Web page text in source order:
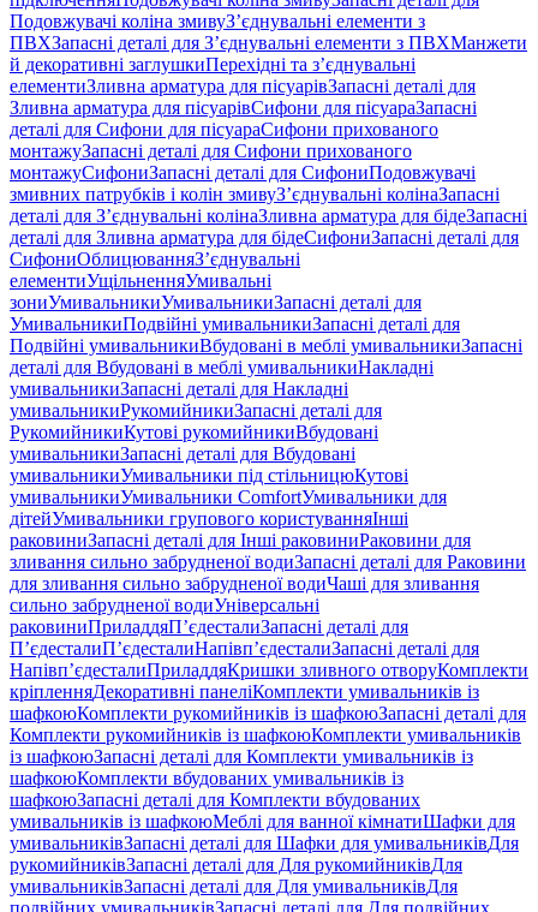
Подовжувачі коліна змивуЗ’єднувальні елементи з
ПВХЗапасні деталі для З’єднувальні елементи з ПВХМанжети
й декоративні заглушкиПерехідні та з’єднувальні
елементиЗливна арматура для пісуарівЗапасні деталі для
Зливна арматура для пісуарівСифони для пісуараЗапасні
деталі для Сифони для пісуараСифони прихованого
монтажуЗапасні деталі для Сифони прихованого
монтажуСифониЗапасні деталі для СифониПодовжувачі
змивних патрубків і колін змивуЗ’єднувальні колінаЗапасні
деталі для З’єднувальні колінаЗливна арматура для бідеЗапасні
деталі для Зливна арматура для бідеСифониЗапасні деталі для
СифониОблицюванняЗ’єднувальні
елементиУщільненняУмивальні
зониУмивальникиУмивальникиЗапасні деталі для
УмивальникиПодвійні умивальникиЗапасні деталі для
Подвійні умивальникиВбудовані в меблі умивальникиЗапасні
деталі для Вбудовані в меблі умивальникиНакладні
умивальникиЗапасні деталі для Накладні
умивальникиРукомийникиЗапасні деталі для
РукомийникиКутові рукомийникиВбудовані
умивальникиЗапасні деталі для Вбудовані
умивальникиУмивальники під стільницюКутові
умивальникиУмивальники ComfortУмивальники для
дітейУмивальники групового користуванняІнші
раковиниЗапасні деталі для Інші раковиниРаковини для
зливання сильно забрудненої водиЗапасні деталі для Раковини
для зливання сильно забрудненої водиЧаші для зливання
сильно забрудненої водиУніверсальні
раковиниПриладдяП’єдесталиЗапасні деталі для
П’єдесталиП’єдесталиНапівп’єдесталиЗапасні деталі для
Напівп’єдесталиПриладдяКришки зливного отворуКомплекти
кріпленняДекоративні панеліКомплекти умивальників із
шафкоюКомплекти рукомийників із шафкоюЗапасні деталі для
Комплекти рукомийників із шафкоюКомплекти умивальників
із шафкоюЗапасні деталі для Комплекти умивальників із
шафкоюКомплекти вбудованих умивальників із
шафкоюЗапасні деталі для Комплекти вбудованих
умивальників із шафкоюМеблі для ванної кімнатиШафки для
умивальниківЗапасні деталі для Шафки для умивальниківДля
рукомийниківЗапасні деталі для Для рукомийниківДля
умивальниківЗапасні деталі для Для умивальниківДля
подвійних умивальниківЗапасні деталі для Для подвійних